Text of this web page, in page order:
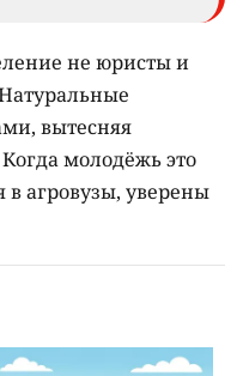
не юристы и
вытесняя
молодёжь это
в агровузы, уверены